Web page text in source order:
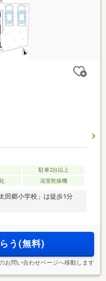
駐車2台以上
浴室乾燥機
田郷小学校」は徒歩1分
う(無料)
お問い合わせページへ移動します